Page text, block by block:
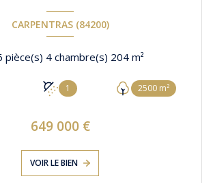
CARPENTRAS (84200)
Villa 6 pièce(s) 4 chambre(s) 204 m²
1 2500 m²
649 000 €
VOIR LE BIEN